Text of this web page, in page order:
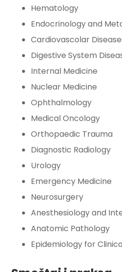
Hematology
Endocrinology and
Cardiovascolar
Digestive System
Internal Medicine
Nuclear Medicine
Ophthalmology
Medical Oncology
Orthopaedic Trauma
Diagnostic Radiology
Urology
Emergency Medicine
Neurosurgery
Anesthesiology and
Anatomic Pathology
Epidemiology for